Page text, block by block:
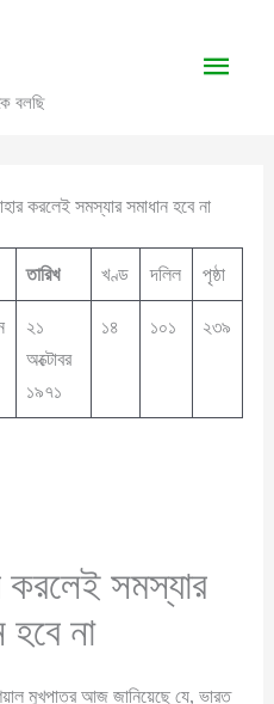
বলছি
Main
করলেই সমস্যার সমাধান হবে না
তারিখ খণ্ড দলিল পৃষ্ঠা
২১
অক্টোবর
১৯৭১
১৪ ১০১ ২৩৯
করলেই সমস্যার
হবে না
মুখপাত্র আজ জানিয়েছে যে, ভারত